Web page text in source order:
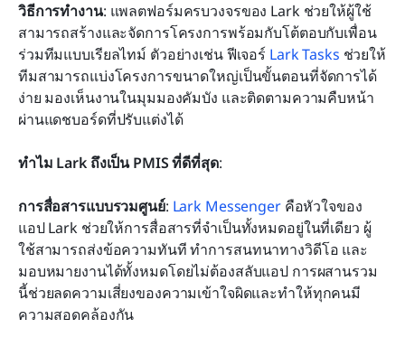
วิธีการทำงาน: แพลตฟอร์มครบวงจรของ Lark ช่วยให้ผู้ใช้
สามารถสร้างและจัดการโครงการพร้อมกับโต้ตอบกับเพื่อน
ร่วมทีมแบบเรียลไทม์ ตัวอย่างเช่น ฟีเจอร์ Lark Tasks ช่วยให้
ทีมสามารถแบ่งโครงการขนาดใหญ่เป็นขั้นตอนที่จัดการได้
ง่าย มองเห็นงานในมุมมองคัมบัง และติดตามความคืบหน้า
ผ่านแดชบอร์ดที่ปรับแต่งได้
ทำไม Lark ถึงเป็น PMIS ที่ดีที่สุด:
การสื่อสารแบบรวมศูนย์: Lark Messenger คือหัวใจของ
แอป Lark ช่วยให้การสื่อสารที่จำเป็นทั้งหมดอยู่ในที่เดียว ผู้
ใช้สามารถส่งข้อความทันที ทำการสนทนาทางวิดีโอ และ
มอบหมายงานได้ทั้งหมดโดยไม่ต้องสลับแอป การผสานรวม
นี้ช่วยลดความเสี่ยงของความเข้าใจผิดและทำให้ทุกคนมี
ความสอดคล้องกัน